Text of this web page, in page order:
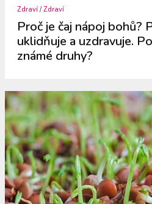
Zdraví /Zdraví
Proč je čaj nápoj bohů?
uklidňuje a uzdravuje.
známé druhy?